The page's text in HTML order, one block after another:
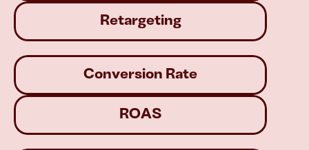
Retargeting
Conversion Rate
ROAS